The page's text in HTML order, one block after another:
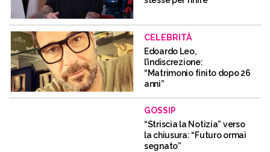
CELEBRITÀ
Edoardo Leo,
l’indiscrezione:
“Matrimonio finito dopo 26
anni”
GOSSIP
“Striscia la Notizia” verso
la chiusura: “Futuro ormai
segnato”